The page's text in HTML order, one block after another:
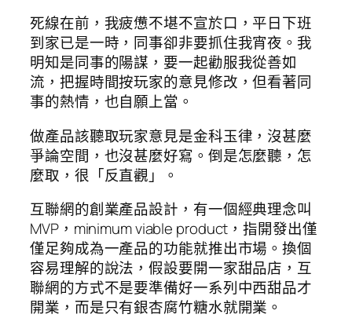
死線在前，我疲憊不堪不宣於口，平日下班
到家已是一時，同事卻非要抓住我宵夜。我
明知是同事的陽謀，要一起勸服我從善如
流，把握時間按玩家的意見修改，但看著同
事的熱情，也自願上當。
做產品該聽取玩家意見是金科玉律，沒甚麼
爭論空間，也沒甚麼好寫。倒是怎麼聽，怎
麼取，很「反直觀」。
互聯網的創業產品設計，有一個經典理念叫
MVP，minimum viable product，指開發出僅
僅足夠成為一產品的功能就推出市場。換個
容易理解的說法，假設要開一家甜品店，互
聯網的方式不是要準備好一系列中西甜品才
開業，而是只有銀杏腐竹糖水就開業。